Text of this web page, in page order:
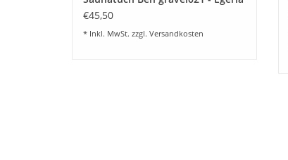
€45,50
* Inkl. MwSt. zzgl. Versandkosten